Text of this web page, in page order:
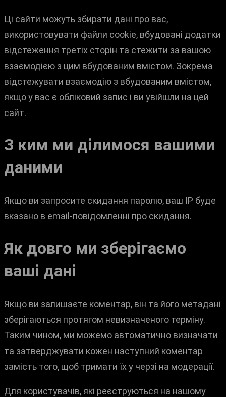
Ці сайти можуть збирати дані про вас,
використовувати файли cookie, вбудовані додатки
відстеження третіх сторін та стежити за вашою
взаємодією з цим вбудованим вмістом. Зокрема
відстежувати взаємодію з вбудованим вмістом,
якщо у вас є обліковий запис і ви увійшли на цей
сайт.
З ким ми ділимося вашими
даними
Якщо ви запросите скидання паролю, ваш IP буде
вказано в email-повідомленні про скидання.
Як довго ми зберігаємо
ваші дані
Якщо ви залишаєте коментар, він та його метадані
зберігаються протягом невизначеного терміну.
Таким чином, ми можемо автоматично визначати
та затверджувати кожен наступний коментар
замість того, щоб тримати їх у черзі на модерації.
Для користувачів, які реєструються на нашому